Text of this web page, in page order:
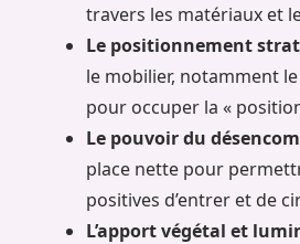
travers les matériaux et
Le positionnement
le mobilier, notamment
pour occuper la «
Le pouvoir du
place nette pour
positives d’entrer et de
L’apport végétal et